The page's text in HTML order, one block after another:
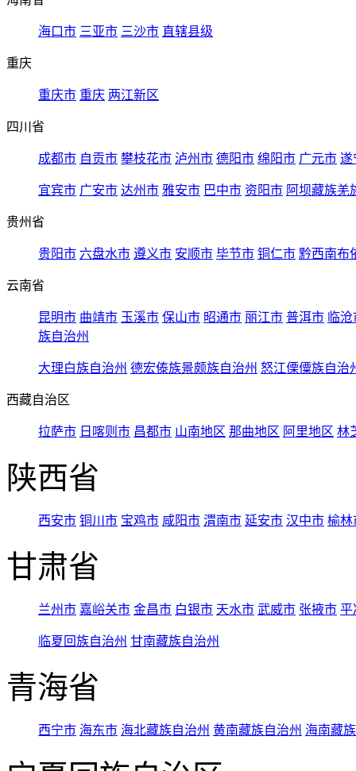
海口市 三亚市 三沙市 直辖县级
重庆
重庆市 重庆 两江新区
四川省
成都市 自贡市 攀枝花市 泸州市 德阳市 绵阳市 广元市 遂
宜宾市 广安市 达州市 雅安市 巴中市 资阳市 阿坝藏族羌
贵州省
贵阳市 六盘水市 遵义市 安顺市 毕节市 铜仁市 黔西南布
云南省
昆明市 曲靖市 玉溪市 保山市 昭通市 丽江市 普洱市 临
族自治州
大理白族自治州 德宏傣族景颇族自治州 怒江傈僳族自治
西藏自治区
拉萨市 日喀则市 昌都市 山南地区 那曲地区 阿里地区 林
陕西省
西安市 铜川市 宝鸡市 咸阳市 渭南市 延安市 汉中市 榆林
甘肃省
兰州市 嘉峪关市 金昌市 白银市 天水市 武威市 张掖市 平
临夏回族自治州 甘南藏族自治州
青海省
西宁市 海东市 海北藏族自治州 黄南藏族自治州 海南藏